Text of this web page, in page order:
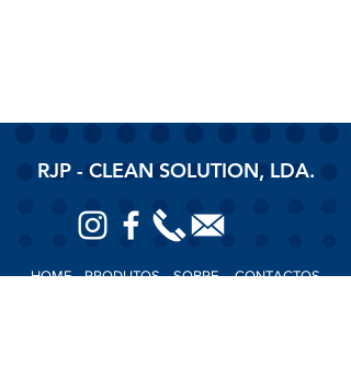
RJP - CLEAN SOLUTION, LDA.
HOMEPRODUTOSSOBRE CONTACTOS